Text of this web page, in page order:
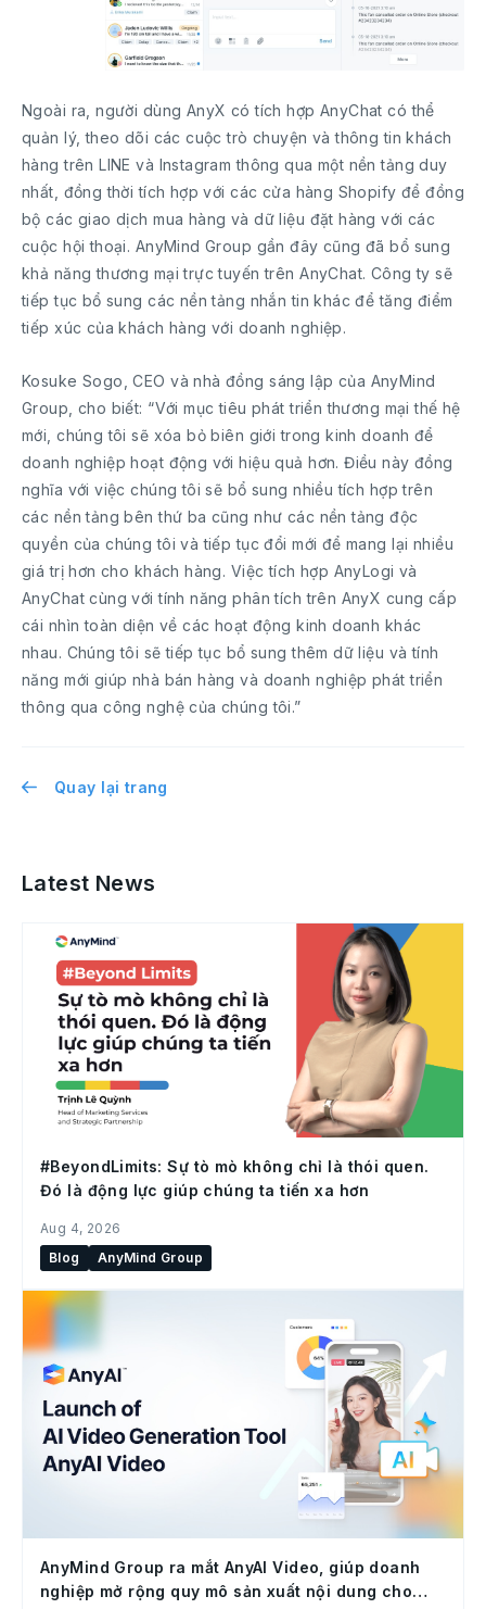
Ngoài ra, người dùng AnyX có tích hợp AnyChat có thể
quản lý, theo dõi các cuộc trò chuyện và thông tin khách
hàng trên LINE và Instagram thông qua một nền tảng duy
nhất, đồng thời tích hợp với các cửa hàng Shopify để đồng
bộ các giao dịch mua hàng và dữ liệu đặt hàng với các
cuộc hội thoại. AnyMind Group gần đây cũng đã bổ sung
khả năng thương mại trực tuyến trên AnyChat. Công ty sẽ
tiếp tục bổ sung các nền tảng nhắn tin khác để tăng điểm
tiếp xúc của khách hàng với doanh nghiệp.
Kosuke Sogo, CEO và nhà đồng sáng lập của AnyMind
Group, cho biết: “Với mục tiêu phát triển thương mại thế hệ
mới, chúng tôi sẽ xóa bỏ biên giới trong kinh doanh để
doanh nghiệp hoạt động với hiệu quả hơn. Điều này đồng
nghĩa với việc chúng tôi sẽ bổ sung nhiều tích hợp trên
các nền tảng bên thứ ba cũng như các nền tảng độc
quyền của chúng tôi và tiếp tục đổi mới để mang lại nhiều
giá trị hơn cho khách hàng. Việc tích hợp AnyLogi và
AnyChat cùng với tính năng phân tích trên AnyX cung cấp
cái nhìn toàn diện về các hoạt động kinh doanh khác
nhau. Chúng tôi sẽ tiếp tục bổ sung thêm dữ liệu và tính
năng mới giúp nhà bán hàng và doanh nghiệp phát triển
thông qua công nghệ của chúng tôi.”
Quay lại trang
Latest News
#BeyondLimits: Sự tò mò không chỉ là thói quen.
Đó là động lực giúp chúng ta tiến xa hơn
Aug 4, 2026
Blog
AnyMind Group
AnyMind Group ra mắt AnyAI Video, giúp doanh
nghiệp mở rộng quy mô sản xuất nội dung cho